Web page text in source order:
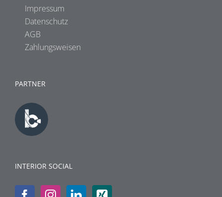
Impressum
Datenschutz
AGB
Zahlungsweisen
PARTNER
INTERIOR SOCIAL